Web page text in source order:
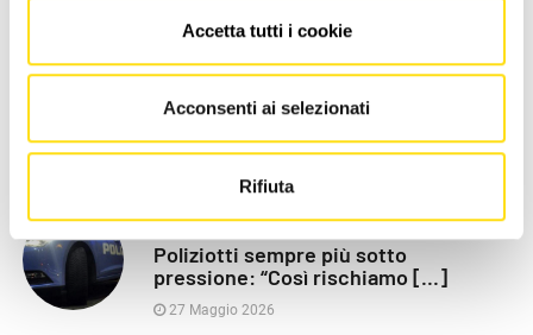
Accetta tutti i cookie
Acconsenti ai selezionati
Rifiuta
Razza (Lega): “Piazza Libertà va
chiusa”, Vaccarezza [...]
CRONACA
Poliziotti sempre più sotto
pressione: “Così rischiamo [...]
27 Maggio 2026